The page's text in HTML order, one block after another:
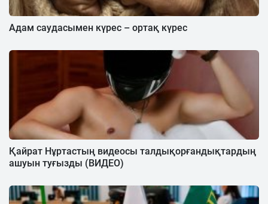
Адам саудасымен күрес – ортақ күрес
Қайрат Нұртастың видеосы талдықорғандықтардың
ашуын туғызды (ВИДЕО)